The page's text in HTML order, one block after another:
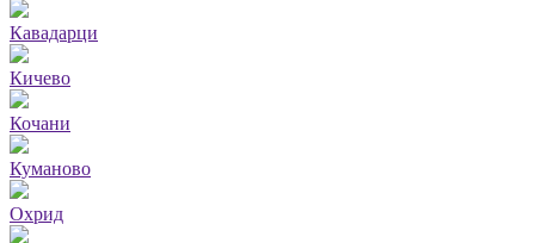
Кавадарци
Кичево
Кочани
Куманово
Охрид